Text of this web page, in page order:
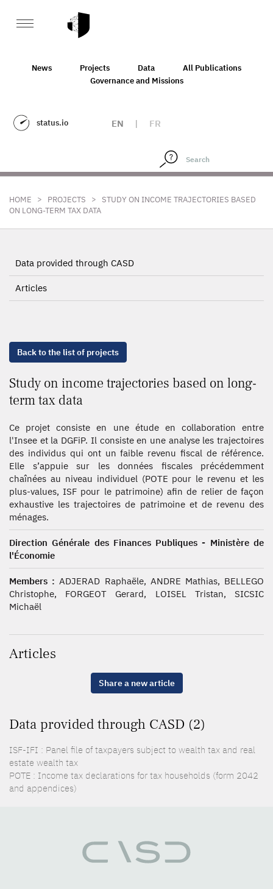
News Projects Data
All Publications
Governance and Missions
status.io EN | FR
HOME > PROJECTS > STUDY ON INCOME TRAJECTORIES BASED
ON LONG-TERM TAX DATA
Data provided through CASD
Articles
Back to the list of projects
Study on income trajectories based on long-
term tax data
Ce projet consiste en une étude en collaboration entre
l'Insee et la DGFiP. Il consiste en une analyse les trajectoires
des individus qui ont un faible revenu fiscal de référence.
Elle s’appuie sur les données fiscales précédemment
chaînées au niveau individuel (POTE pour le revenu et les
plus-values, ISF pour le patrimoine) afin de relier de façon
exhaustive les trajectoires de patrimoine et de revenu des
ménages.
Direction Générale des Finances Publiques - Ministère de
l'Économie
Members : ADJERAD Raphaële, ANDRE Mathias, BELLEGO
Christophe, FORGEOT Gerard, LOISEL Tristan, SICSIC
Michaël
Articles
Share a new article
Data provided through CASD (2)
ISF-IFI : Panel file of taxpayers subject to wealth tax and real
estate wealth tax
POTE : Income tax declarations for tax households (form 2042
and appendices)